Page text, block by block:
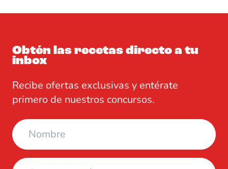
Obtén las recetas directo a tu
inbox
Recibe ofertas exclusivas y entérate
primero de nuestros concursos.